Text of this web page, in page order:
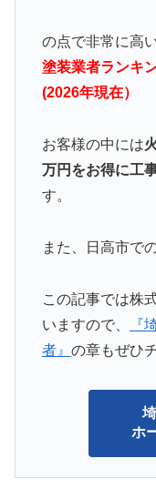
の点で非常に高
塗装業者ランキ
(2026年現在）
お客様の中には
万円をお得に工
す。
また、日高市で
この記事では株
いますので、
『
者』 の章もぜひ
ホ